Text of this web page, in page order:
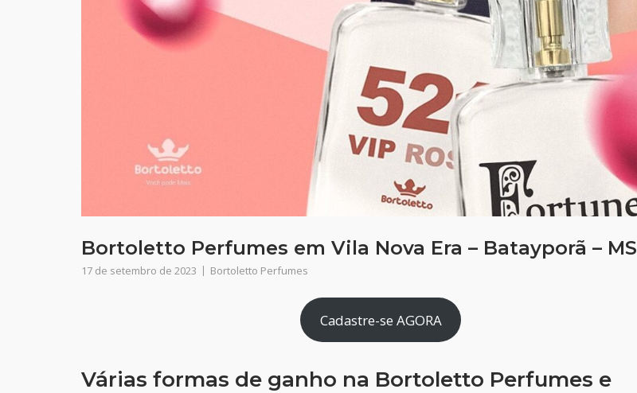
Bortoletto Perfumes em Vila Nova Era – Batayporã – MS
17 de setembro de 2023 Bortoletto Perfumes
Cadastre-se AGORA
Várias formas de ganho na Bortoletto Perfumes e